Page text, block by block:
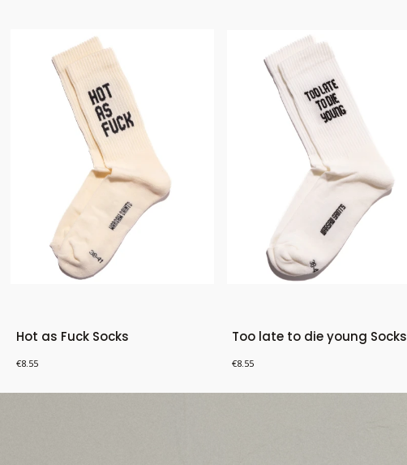
Hot as Fuck Socks
Price
€8.55
Too late to die young Socks
Price
€8.55